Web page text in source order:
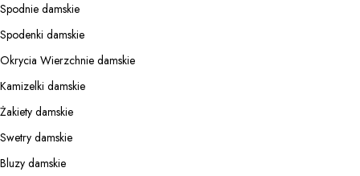
Spodnie damskie
Spodenki damskie
Okrycia Wierzchnie damskie
Kamizelki damskie
Żakiety damskie
Swetry damskie
Bluzy damskie